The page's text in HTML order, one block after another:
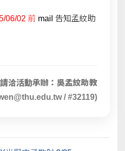
06/02 前 mail 告知孟紋助
洽活動承辦： 吳孟紋助教
/ #32119)